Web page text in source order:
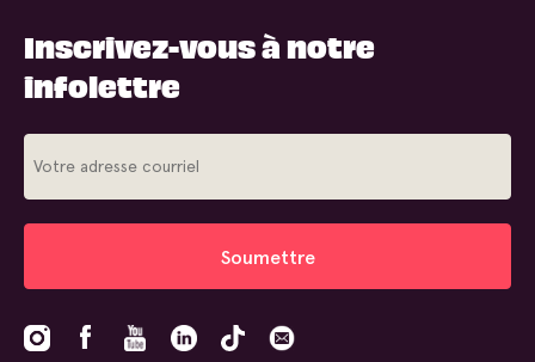
Inscrivez-vous à notre
infolettre
Soumettre